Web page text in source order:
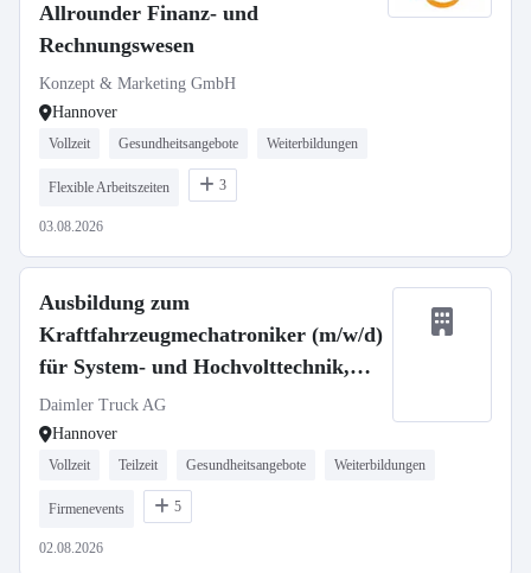
Allrounder Finanz- und
Rechnungswesen
Konzept & Marketing GmbH
Hannover
Vollzeit Gesundheitsangebote Weiterbildungen
Flexible Arbeitszeiten 3
03.08.2026
Ausbildung zum
Kraftfahrzeugmechatroniker (m/w/d)
für System- und Hochvolttechnik,
Daimler Truck AG
Daimler Truck AG
Hannover
Vollzeit Teilzeit Gesundheitsangebote Weiterbildungen
Firmenevents 5
02.08.2026